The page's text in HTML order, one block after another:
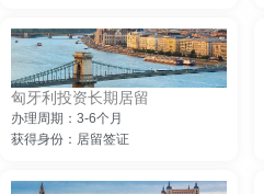
匈牙利投资长期居留
办理周期：3-6个月
获得身份：居留签证